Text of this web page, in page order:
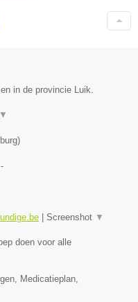
in de provincie Luik.
▼
)
-
Screenshot ▼
doen voor alle
Medicatieplan,